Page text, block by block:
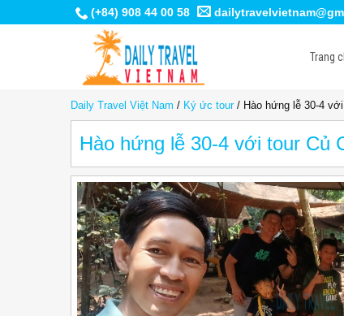
(+84) 908 44 00 58
Trang
Daily Travel Việt Nam / Ký ức tour/ Hào hứng lễ 30-4
Hào hứng lễ 30-4 với tour Củ